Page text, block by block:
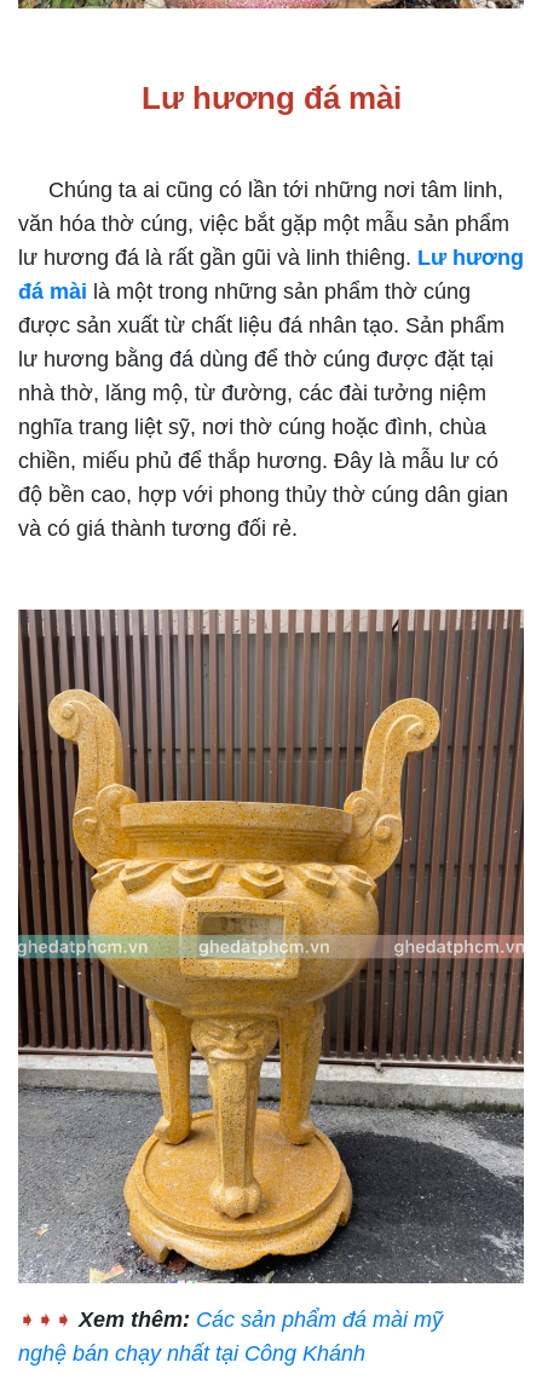
Lư hương đá mài
Chúng ta ai cũng có lần tới những nơi tâm linh,
văn hóa thờ cúng, việc bắt gặp một mẫu sản phẩm
lư hương đá là rất gần gũi và linh thiêng. Lư hương
đá mài là một trong những sản phẩm thờ cúng
được sản xuất từ chất liệu đá nhân tạo. Sản phẩm
lư hương bằng đá dùng để thờ cúng được đặt tại
nhà thờ, lăng mộ, từ đường, các đài tưởng niệm
nghĩa trang liệt sỹ, nơi thờ cúng hoặc đình, chùa
chiền, miếu phủ để thắp hương. Đây là mẫu lư có
độ bền cao, hợp với phong thủy thờ cúng dân gian
và có giá thành tương đối rẻ.
➧➧➧ Xem thêm: Các sản phẩm đá mài mỹ
nghệ bán chạy nhất tại Công Khánh